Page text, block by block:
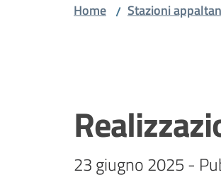
Home / Stazioni
23 giugno 2025 -